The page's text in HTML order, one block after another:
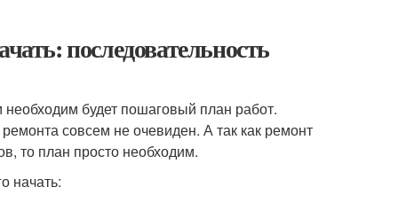
последовательность
будет пошаговый план работ.
совсем не очевиден. А так как ремонт
то план просто необходим.